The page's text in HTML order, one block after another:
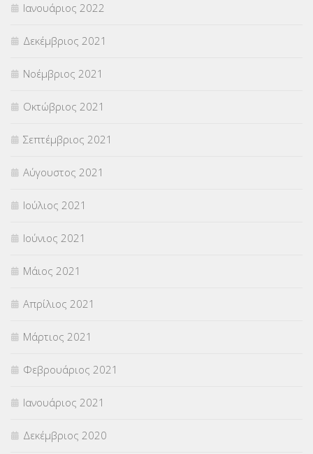
Ιανουάριος 2022
Δεκέμβριος 2021
Νοέμβριος 2021
Οκτώβριος 2021
Σεπτέμβριος 2021
Αύγουστος 2021
Ιούλιος 2021
Ιούνιος 2021
Μάιος 2021
Απρίλιος 2021
Μάρτιος 2021
Φεβρουάριος 2021
Ιανουάριος 2021
Δεκέμβριος 2020